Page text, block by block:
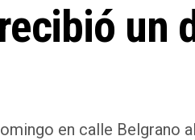
en calle Belgrano